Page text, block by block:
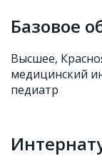
Базовое
Высшее,
медицинский
педиатр